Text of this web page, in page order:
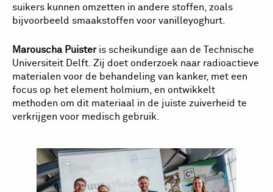
suikers kunnen omzetten in andere stoffen, zoals
bijvoorbeeld smaakstoffen voor vanilleyoghurt.
Marouscha Puister is scheikundige aan de Technische
Universiteit Delft. Zij doet onderzoek naar radioactieve
materialen voor de behandeling van kanker, met een
focus op het element holmium, en ontwikkelt
methoden om dit materiaal in de juiste zuiverheid te
verkrijgen voor medisch gebruik.